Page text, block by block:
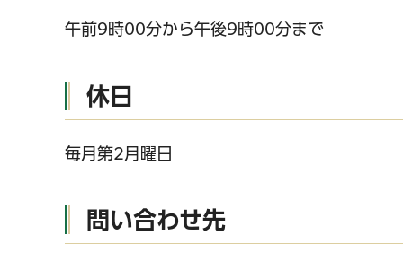
午前9時00分から午後9時00分まで
休日
毎月第2月曜日
問い合わせ先